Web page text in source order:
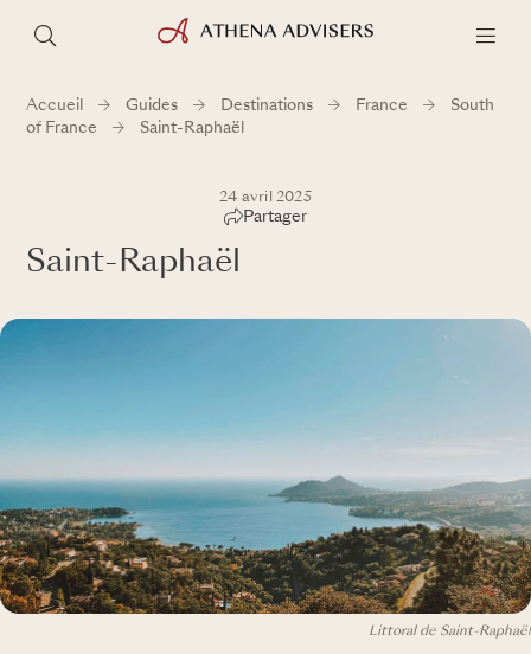
Accueil Guides Destinations France
South
of France
Saint-Raphaël
24 avril 2025
Partager
Saint-Raphaël
Littoral de Saint-Raphaël